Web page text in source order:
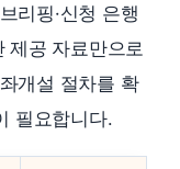
리핑·신청 은행
제공 자료만으로
개설 절차를 확
필요합니다.